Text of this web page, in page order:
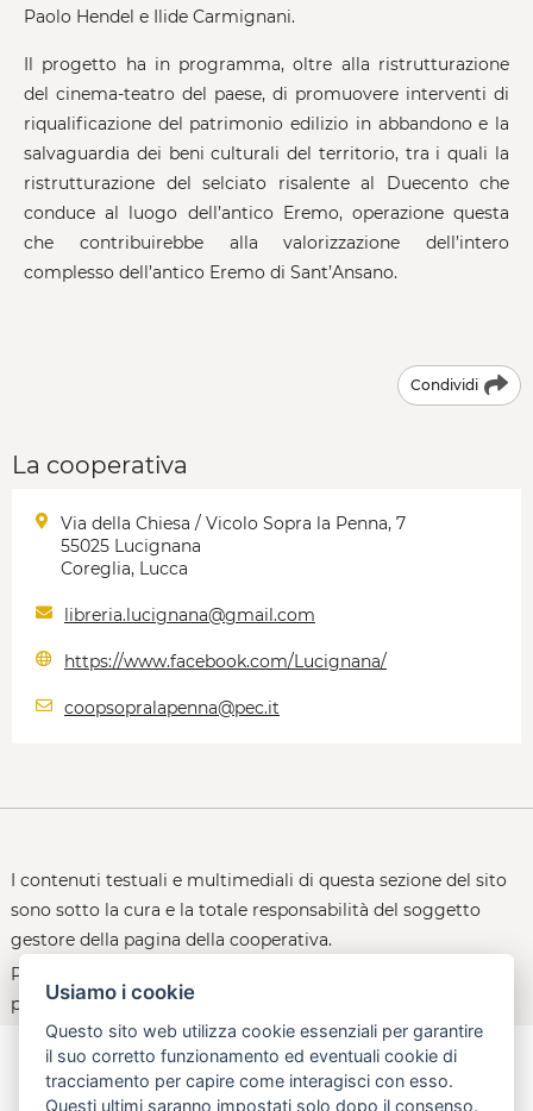
Paolo Hendel e Ilide Carmignani.
Il progetto ha in programma, oltre alla ristrutturazione
del cinema-teatro del paese, di promuovere interventi di
riqualificazione del patrimonio edilizio in abbandono e la
salvaguardia dei beni culturali del territorio, tra i quali la
ristrutturazione del selciato risalente al Duecento che
conduce al luogo dell’antico Eremo, operazione questa
che contribuirebbe alla valorizzazione dell’intero
complesso dell’antico Eremo di Sant’Ansano.
Condividi
La cooperativa
Via della Chiesa / Vicolo Sopra la Penna, 7
55025 Lucignana
Coreglia, Lucca
libreria.lucignana@gmail.com
https://www.facebook.com/Lucignana/
coopsopralapenna@pec.it
I contenuti testuali e multimediali di questa sezione del sito
sono sotto la cura e la totale responsabilità del soggetto
gestore della pagina della cooperativa.
Per le policy d'uso della piattaforma, consultare la
pagina:open.toscana.it/privacy
Usiamo i cookie
Questo sito web utilizza cookie essenziali per garantire
il suo corretto funzionamento ed eventuali cookie di
tracciamento per capire come interagisci con esso.
Questi ultimi saranno impostati solo dopo il consenso.